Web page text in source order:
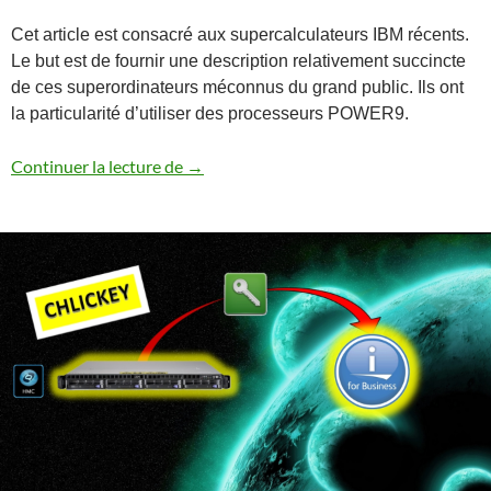
Cet article est consacré aux supercalculateurs IBM récents.
Le but est de fournir une description relativement succincte
de ces superordinateurs méconnus du grand public. Ils ont
la particularité d’utiliser des processeurs POWER9.
Continuer la lecture de Supercalculateurs IBM
→